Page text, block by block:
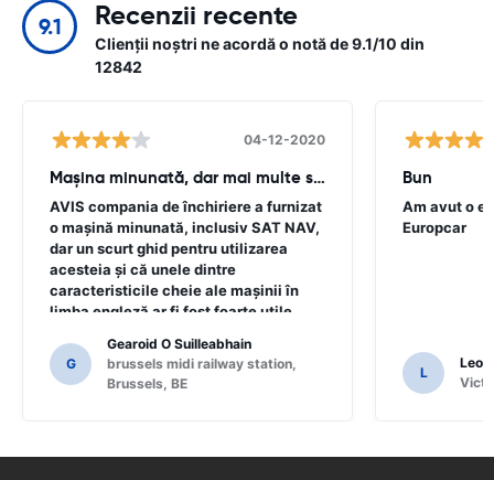
9.1 Recenzii recente
Clienții noștri ne acordă o notă de 9.1/10 din
12842
04-12-2020
Mașina minunată, dar mai multe sfaturi necesare
AVIS compania de închiriere a furnizat
o mașină minunată, inclusiv SAT NAV,
dar un scurt ghid pentru utilizarea
acesteia și că unele dintre
caracteristicile cheie ale mașinii în
limba engleză ar fi fost foarte utile
un număr de localnici pentru
îndrumare și numai pentru că am putea
să nu ne-am dat seama de funcțiile
G
Gearoid O Suilleabhain
brussels midi railway station,
Brussels, BE
Bun
Am avut o
Europcar
L